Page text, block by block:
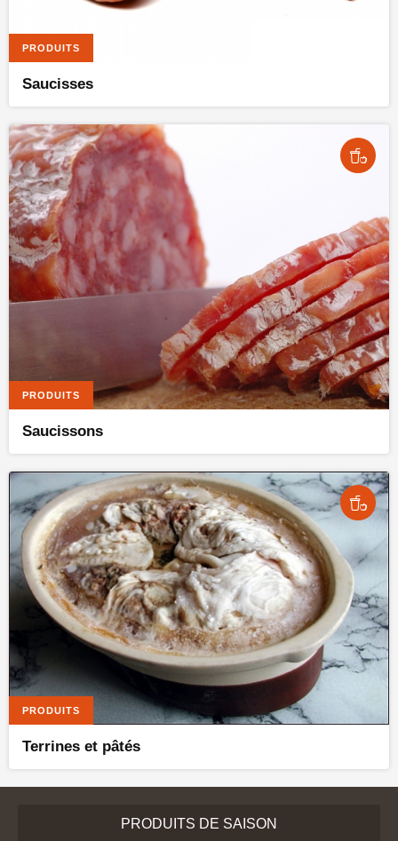
PRODUITS
Saucisses
PRODUITS
Saucissons
PRODUITS
Terrines et pâtés
PRODUITS DE SAISON